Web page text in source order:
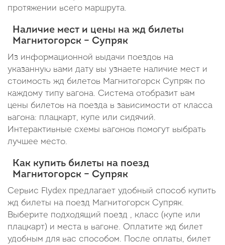
протяжении всего маршрута.
Наличие мест и цены на жд билеты
Магнитогорск – Супряк
Из информационной выдачи поездов на
указанную вами дату вы узнаете наличие мест и
стоимость жд билетов Магнитогорск Супряк по
каждому типу вагона. Система отобразит вам
цены билетов на поезда в зависимости от класса
вагона: плацкарт, купе или сидячий.
Интерактивные схемы вагонов помогут выбрать
лучшее место.
Как купить билеты на поезд
Магнитогорск – Супряк
Сервис Flydex предлагает удобный способ купить
жд билеты на поезд Магнитогорск Супряк.
Выберите подходящий поезд , класс (купе или
плацкарт) и места в вагоне. Оплатите жд билет
удобным для вас способом. После оплаты, билет